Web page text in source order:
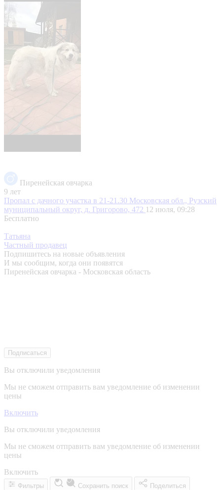
Пиренейская овчарка
9 лет
Пропал с дачного участка в 21-21.30 Московская обл., Рузский
муниципальный округ, д. Григорово, 472 12 июля, 09:28
Бесплатно
Татьяна
Частный продавец
Подпишитесь на новые объявления
И мы сообщим, когда они появятся
Пиренейская овчарка - Московская область
Подписаться
Вы отключили уведомления
Мы не сможем отправить вам уведомление об изменении
цены
Включить
Вы отключили уведомления
Мы не сможем отправить вам уведомление об изменении
цены
Включить
Фильтры Сохранить поиск Поделиться